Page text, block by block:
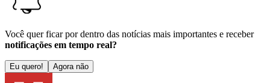
Você quer ficar por dentro das notícias mais importantes e receber
notificações em tempo real?
Eu quero! Agora não